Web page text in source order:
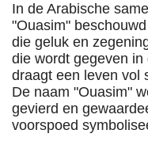
In de Arabische
"Ouasim"
die geluk en
die wordt gegeven
draagt ​​een leven vol
De naam "Ouasim"
gevierd en
voorspoed